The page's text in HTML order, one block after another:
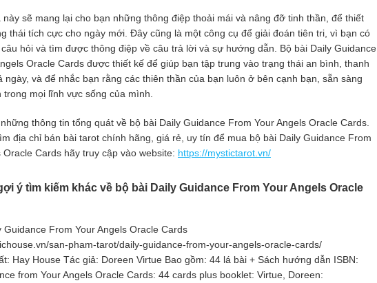
này sẽ mang lại cho bạn những thông điệp thoải mái và nâng đỡ tinh thần, để thiết
thái tích cực cho ngày mới. Đây cũng là một công cụ để giải đoán tiên tri, vì bạn có
hỏi và tìm được thông điệp về câu trả lời và sự hướng dẫn. Bộ bài Daily Guidance
Oracle Cards được thiết kế để giúp bạn tập trung vào trạng thái an bình, thanh
ngày, và để nhắc bạn rằng các thiên thần của bạn luôn ở bên cạnh bạn, sẵn sàng
trong mọi lĩnh vực sống của mình.
thông tin tổng quát về bộ bài Daily Guidance From Your Angels Oracle Cards.
địa chỉ bán bài tarot chính hãng, giá rẻ, uy tín để mua bộ bài Daily Guidance From
Oracle Cards hãy truy cập vào website: https://mystictarot.vn/
ý tìm kiếm khác về bộ bài Daily Guidance From Your Angels Oracle
Guidance From Your Angels Oracle Cards
san-pham-tarot/daily-guidance-from-your-angels-oracle-cards/
Hay House Tác giả: Doreen Virtue Bao gồm: 44 lá bài + Sách hướng dẫn ISBN:
from Your Angels Oracle Cards: 44 cards plus booklet: Virtue, Doreen: